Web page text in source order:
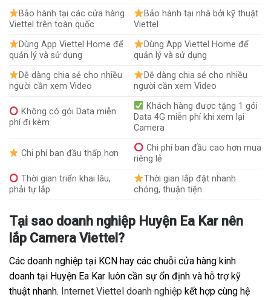
Bảo hành tại các cửa hàng
Viettel trên toàn quốc
Bảo hành tại nhà bởi kỹ thuật
Viettel
Dùng App Viettel Home để
quản lý và sử dụng
Dùng App Viettel Home để
quản lý và sử dụng
Dễ dàng chia sẻ cho nhiều
người cần xem Video
Dễ dàng chia sẻ cho nhiều
người cần xem Video
Không có gói Data miễn
phí đi kèm
Khách hàng được tặng 1 gói
Data 4G miễn phí khi xem lại
Camera
Chi phí ban đầu thấp hơn
Chi phí ban đầu cao hơn mua
riêng lẻ
Thời gian triển khai lâu,
phải tự lắp
Thời gian lắp đặt nhanh
chóng, thuận tiện
Tại sao doanh nghiệp Huyện Ea Kar nên
lắp Camera Viettel?
Các doanh nghiệp tại KCN hay các chuỗi cửa hàng kinh
doanh tại Huyện Ea Kar luôn cần sự ổn định và hỗ trợ kỹ
thuật nhanh. Internet Viettel doanh nghiệp kết hợp cùng hệ